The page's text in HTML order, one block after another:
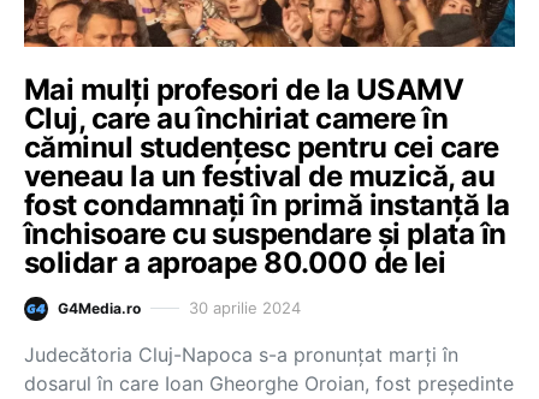
Mai mulți profesori de la USAMV
Cluj, care au închiriat camere în
căminul studențesc pentru cei care
veneau la un festival de muzică, au
fost condamnați în primă instanță la
închisoare cu suspendare și plata în
solidar a aproape 80.000 de lei
G4Media.ro 30 aprilie 2024
Judecătoria Cluj-Napoca s-a pronunțat marți în
dosarul în care Ioan Gheorghe Oroian, fost președinte